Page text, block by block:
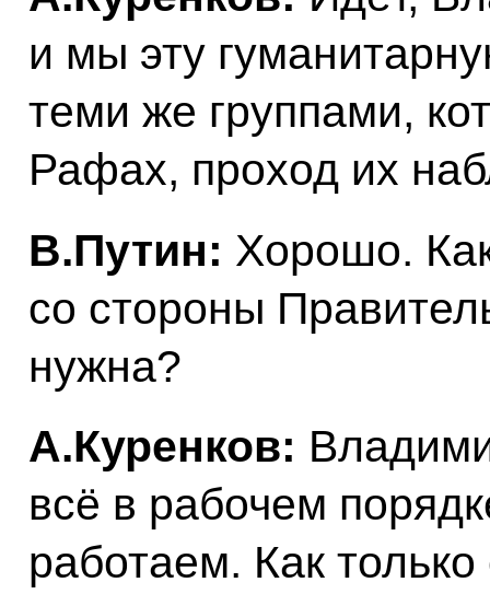
и мы эту
теми же группами,
Рафах, проход их
В.Путин: Хорошо.
со стороны
нужна?
А.Куренков:
всё в рабочем
работаем. Как